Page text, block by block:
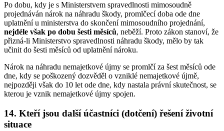
Po dobu, kdy je s Ministerstvem spravedlnosti mimosoudně
projednáván nárok na náhradu škody, promlčecí doba ode dne
uplatnění u ministerstva do skončení mimosoudního projednání,
nejdéle však po dobu šesti měsíců, neběží. Proto zákon stanoví, že
přizná-li Ministerstvo spravedlnosti náhradu škody, mělo by tak
učinit do šesti měsíců od uplatnění nároku.
Nárok na náhradu nemajetkové újmy se promlčí za šest měsíců ode
dne, kdy se poškozený dozvěděl o vzniklé nemajetkové újmě,
nejpozději však do 10 let ode dne, kdy nastala právní skutečnost, se
kterou je vznik nemajetkové újmy spojen.
14. Kteří jsou další účastníci (dotčení) řešení životní
situace